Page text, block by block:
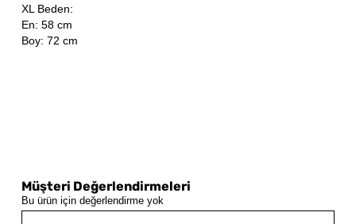
XL Beden:
En: 58 cm
Boy: 72 cm
Müşteri Değerlendirmeleri
Bu ürün için değerlendirme yok